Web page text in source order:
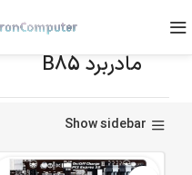
مادربرد B85
Show sidebar